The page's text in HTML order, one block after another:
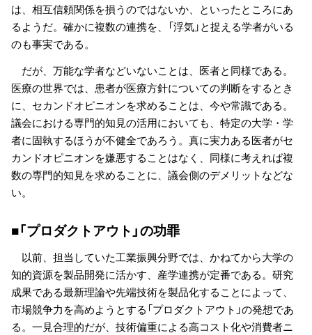
は、相互信頼関係を損うのではないか、といったところにあ
るようだ。確かに複数の連携を、「浮気」と捉える学者がいる
のも事実である。
だが、万能な学者などいないことは、医者と同様である。
医療の世界では、患者が医療方針についての判断をするとき
に、セカンドオピニオンを求めることは、今や常識である。
議会における専門的知見の活用においても、特定の大学・学
者に固執するほうが不健全であろう。真に実力ある医者がセ
カンドオピニオンを嫌悪することはなく、同様に考えれば複
数の専門的知見を求めることに、議会側のデメリットなどな
い。
■「プロダクトアウト」の功罪
以前、担当していた工業振興分野では、かねてから大学の
知的資源を製品開発に活かす、産学連携が定番である。研究
成果である最新理論や先端技術を製品化することによって、
市場競争力を高めようとする「プロダクトアウト」の発想であ
る。一見合理的だが、技術偏重による高コスト化や消費者ニ